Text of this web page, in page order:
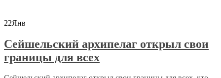
22Янв
Сейшельский архипелаг открыл свои
границы для всех